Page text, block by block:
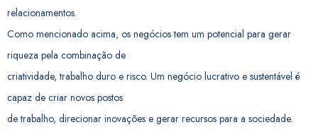
relacionamentos.
Como mencionado acima, os negócios tem um potencial para gerar
riqueza pela combinação de
criatividade, trabalho duro e risco. Um negócio lucrativo e sustentável é
capaz de criar novos postos
de trabalho, direcionar inovações e gerar recursos para a sociedade.